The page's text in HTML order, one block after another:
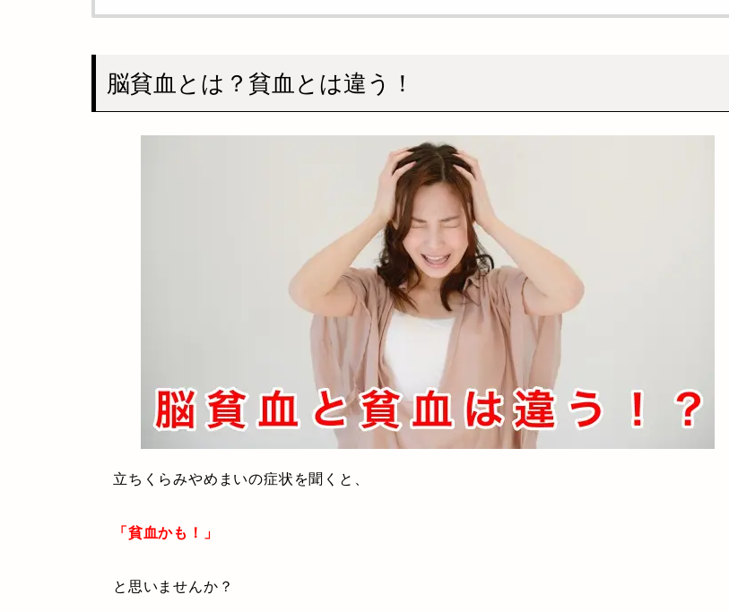
脳貧血とは？貧血とは違う！
立ちくらみやめまいの症状を聞くと、
「貧血かも！」
と思いませんか？